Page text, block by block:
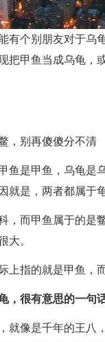
有个别朋友对于乌
把甲鱼当成乌龟，
，别再傻傻分不清
鱼是甲鱼，乌龟是
就是，两者都属于
，而甲鱼属于的是
大。
上指的就是甲鱼，
，很有意思的一句
就像是千年的王八